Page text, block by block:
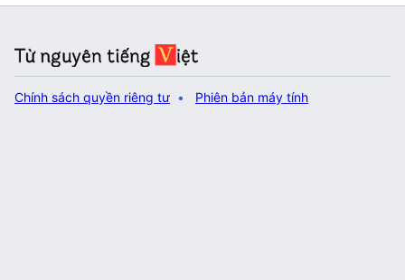
Chính sách quyền riêng tư Phiên bản máy tính